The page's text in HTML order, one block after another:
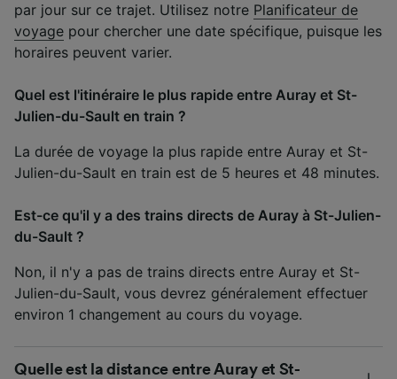
par jour sur ce trajet. Utilisez notre Planificateur de
voyage pour chercher une date spécifique, puisque les
horaires peuvent varier.
Quel est l'itinéraire le plus rapide entre Auray et St-
Julien-du-Sault en train ?
La durée de voyage la plus rapide entre Auray et St-
Julien-du-Sault en train est de 5 heures et 48 minutes.
Est-ce qu'il y a des trains directs de Auray à St-Julien-
du-Sault ?
Non, il n'y a pas de trains directs entre Auray et St-
Julien-du-Sault, vous devrez généralement effectuer
environ 1 changement au cours du voyage.
Quelle est la distance entre Auray et St-